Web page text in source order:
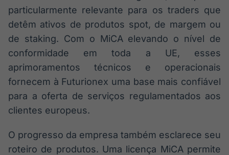
particularmente relevante para os traders que
detêm ativos de produtos spot, de margem ou
de staking. Com o MiCA elevando o nível de
conformidade em toda a UE, esses
aprimoramentos técnicos e operacionais
fornecem à Futurionex uma base mais confiável
para a oferta de serviços regulamentados aos
clientes europeus.
O progresso da empresa também esclarece seu
roteiro de produtos. Uma licença MiCA permite